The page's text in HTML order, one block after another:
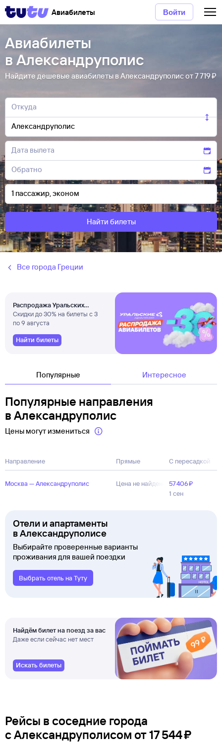
Авиабилеты Войти
Авиабилеты
в Александруполис
Найдите дешевые авиабилеты в Александруполис от 7 ⁠719 ⁠₽
Найти билеты
Все города Греции
Распродажа Уральских
авиалиний
Скидки до 30% на билеты с 3
по 9 августа
Найти билеты
Популярные Интересное
Популярные направления
в Александруполис
Цены могут измениться
Направление Прямые С пересадкой
Москва — Александруполис Цена не найдена
57 ⁠406 ⁠₽
1 сен
Отели и апартаменты
в Александруполисе
Выбирайте проверенные варианты
проживания для вашей поездки
Выбрать отель на Туту
Найдём билет на поезд за вас
Даже если сейчас нет мест
Искать билеты
Рейсы в соседние города
с Александруполисом от17 ⁠544 ⁠₽